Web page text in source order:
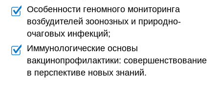
Особенности геномного мониторинга
возбудителей зоонозных и природно-
очаговых инфекций;
Иммунологические основы
вакцинопрофилактики: совершенствование
в перспективе новых знаний.